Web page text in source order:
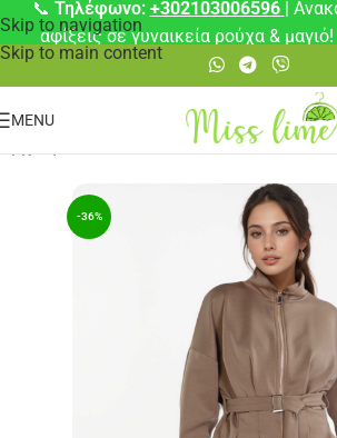
Skip to navigation
Skip to main content
📞 Τηλέφωνο: +302103006596 |
αφίξεις σε γυναικεία ρούχα & μαγιό!
MENU
-36%